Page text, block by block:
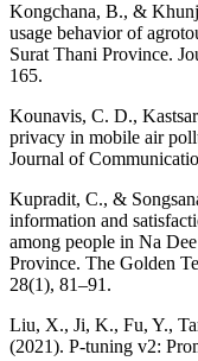
Kongchana, B., &
usage behavior of
Surat Thani Province.
165.
Kounavis, C. D.,
privacy in mobile air
Journal of
Kupradit, C., &
information and
among people in Na
Province. The Golden
28(1), 81–91.
Liu, X., Ji, K., Fu, Y.,
(2021). P-tuning v2: